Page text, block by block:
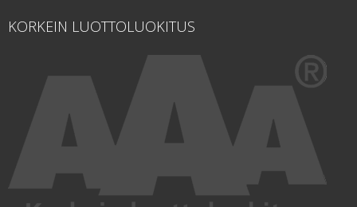
KORKEIN LUOTTOLUOKITUS